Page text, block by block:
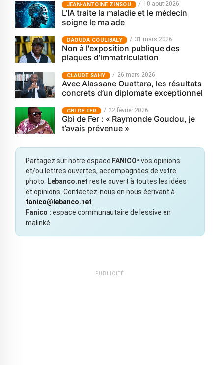
JEAN-ANTOINE ZINSOU 10 août 2026
L’IA traite la maladie et le médecin
soigne le malade
‎DAOUDA COULIBALY 31 mars 2026
Non à l'exposition publique des
plaques d'immatriculation
CLAUDE SAHY 26 mars 2026
Avec Alassane Ouattara, les résultats
concrets d’un diplomate exceptionnel
GBI DE FER 22 février 2026
Gbi de Fer : « Raymonde Goudou, je
t’avais prévenue »
Partagez sur notre espace FANICO*vos opinions
et/ou lettres ouvertes, accompagnées de votre
photo.
Lebanco.net reste ouvert à toutes les idées
et opinions. Contactez-nous en nous écrivant à
fanico@lebanco.net
Fanico : espace communautaire de lessive en
malinké
PUBLICITÉ